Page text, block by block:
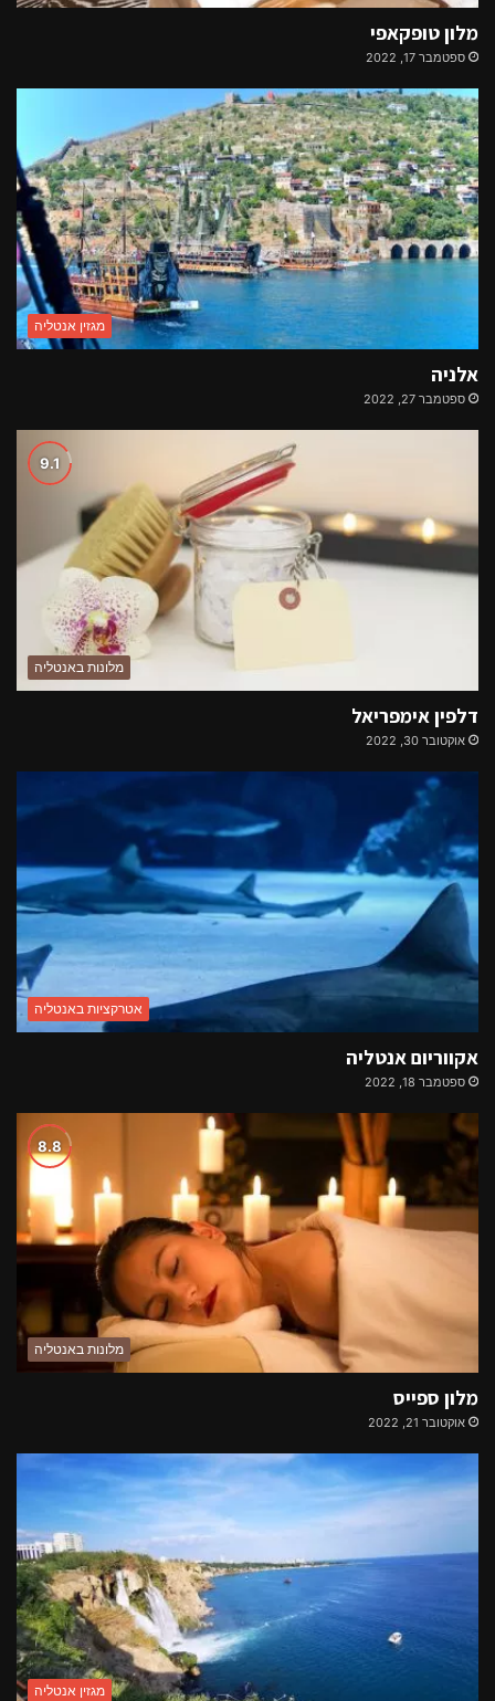
מלון טופקאפי
ספטמבר 17, 2022
מגזין אנטליה
אלניה
ספטמבר 27, 2022
מלונות באנטליה
דלפין אימפריאל
אוקטובר 30, 2022
אטרקציות באנטליה
אקווריום אנטליה
ספטמבר 18, 2022
מלונות באנטליה
מלון ספייס
אוקטובר 21, 2022
מגזין אנטליה